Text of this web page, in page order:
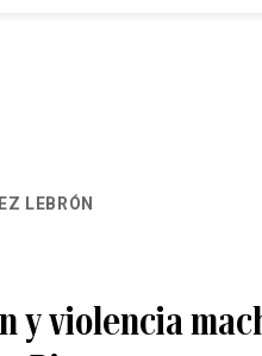
LEBRÓN
y violencia